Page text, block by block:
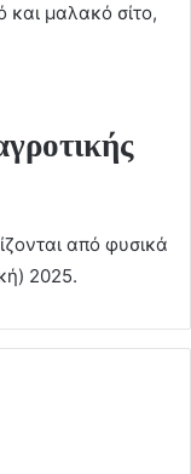
και μαλακό σίτο,
από φυσικά
2025.